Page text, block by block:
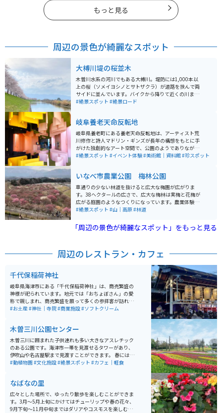
もっと見る
周辺の景色が綺麗なスポット
大榑川堤の桜並木
木曽川水系の河川でもある大榑川。堤防には1,000本以
上の桜（ソメイヨシノとサトザクラ）が道路を挟んで両
サイドに並んでいます。バイクから降りて近くの川まで
降りることができ、桜が散る時期には桜の絨毯がとても
#絶景スポット #絶景ロード
岐阜養老天命反転地
岐阜県養老町にある養老天命反転地は、アーティスト荒
川修作と詩人マドリン・ギンズが長年の構想をもとに手
がけた独創的なアート空間で、公園のようでありながら
テーマパークのような不思議な体験ができる施設です。
さぶります。 人工的な丘陵地のような地形は起伏が激し
く、急斜面も多いため歩きやすい靴での散策がおすすめ
です。非日常的な空間は写真スポットとしても人気が高
く、五感を刺激する体験が楽しめます。駐車場も整備さ
れており、バイクでのアクセスも良好で、養老の滝など
#絶景スポット #イベント体験#美術館｜資料館#珍スポット
いなべ市農業公園 梅林公園
車通りの少ない林道を抜けると広大な梅園が広がりま
す。38ヘクタールの広さで、広大な梅林は実梅と花梅が
広がる庭園のようなつくりになっています。農業体験も
できるようです。 毎年春には「梅まつり」が開催され、
#絶景スポット #山｜高原#林道
「周辺の景色が綺麗なスポット」をもっと見る
周辺のレストラン・カフェ
千代保稲荷神社
岐阜県海津市にある「千代保稲荷神社」は、商売繁盛の
神様が祀られています。地元では「おちょぼさん」の愛
称で親しまれ、商売繁盛を願って多くの参拝客が訪れる
神社です。 年間の参拝客の数は250万人にも及びます。
くにお供えを売る店があるので、そこで藁に通された三
角の油揚げを購入しお供えします。
#お土産#神社｜寺院#商業施設#ソフトクリーム
木曽三川公園センター
木曽三川に囲まれた子供連れも多い大きなアスレチック
のある公園です。海津市一帯を見渡せるタワーがあり、
伊吹山や名古屋駅まで見渡すことができます。 春にはチ
ューリップ祭りが開催され、写真スポットも多く見応え
#動植物園#文化施設#絶景スポット #カフェ｜軽食
なばなの里
広々とした場所で、ゆったり散歩を楽しむことができま
す。3月～5月上旬にかけてはチューリップや春の花々、
9月下旬～11月中旬まではダリアやコスモスを楽しむこ